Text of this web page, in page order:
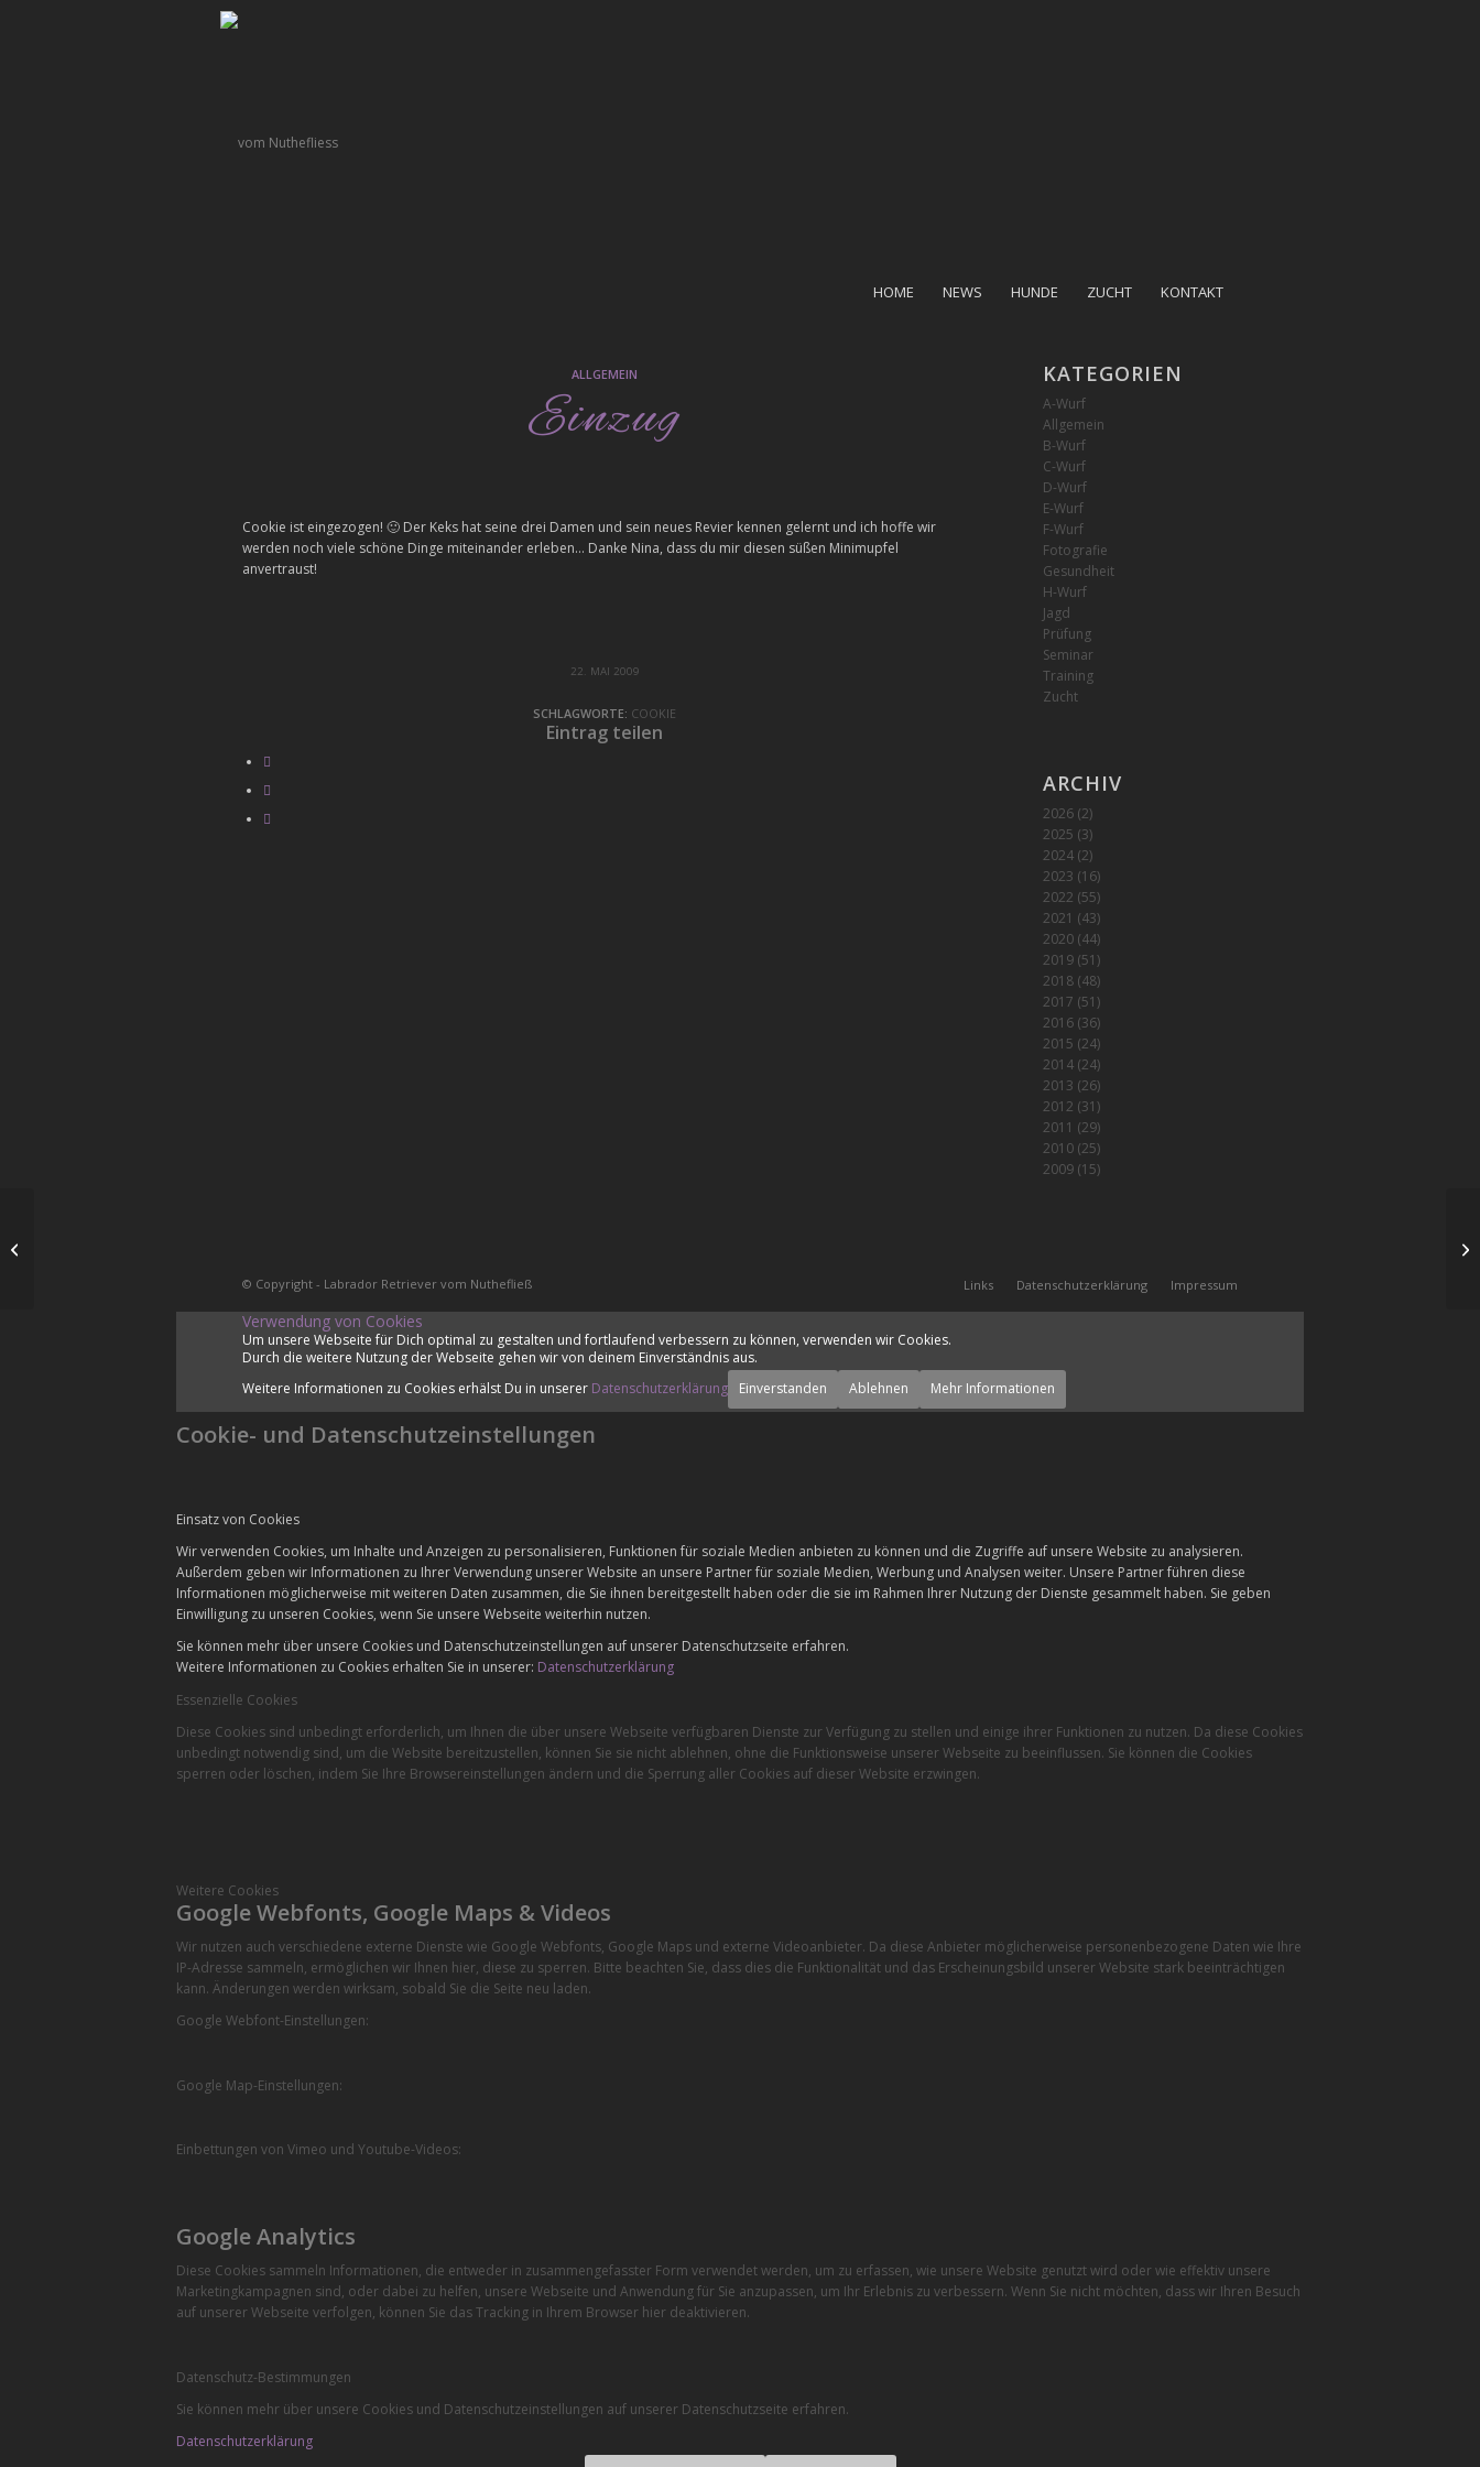
HOME NEWS HUNDE ZUCHT KONTAKT
ALLGEMEIN
Einzug
Cookie ist eingezogen! 🙂 Der Keks hat seine drei Damen und sein neues Revier kennen gelernt und ich hoffe wir
werden noch viele schöne Dinge miteinander erleben… Danke Nina, dass du mir diesen süßen Minimupfel
anvertraust!
22. MAI 2009
SCHLAGWORTE: COOKIE
Eintrag teilen
KATEGORIEN
A-Wurf
Allgemein
B-Wurf
C-Wurf
D-Wurf
E-Wurf
F-Wurf
Fotografie
Gesundheit
H-Wurf
Jagd
Prüfung
Seminar
Training
Zucht
ARCHIV
2026(2)
2025 (3)
2024(2)
2023 (16)
2022 (55)
2021 (43)
2020(44)
2019(51)
2018(48)
2017 (51)
2016(36)
2015 (24)
2014(24)
2013 (26)
2012 (31)
2011 (29)
2010(25)
2009(15)
© Copyright - Labrador Retriever vom Nuthefließ Links Datenschutzerklärung Impressum
Verwendung von Cookies
Um unsere Webseite für Dich optimal zu gestalten und fortlaufend verbessern zu können, verwenden wir Cookies.
Durch die weitere Nutzung der Webseite gehen wir von deinem Einverständnis aus.
Weitere Informationen zu Cookies erhälst Du in unserer Datenschutzerklärung Einverstanden Ablehnen Mehr Informationen
Cookie- und Datenschutzeinstellungen
Einsatz von Cookies
Wir verwenden Cookies, um Inhalte und Anzeigen zu personalisieren, Funktionen für soziale Medien anbieten zu können und die Zugriffe auf unsere Website zu analysieren.
Außerdem geben wir Informationen zu Ihrer Verwendung unserer Website an unsere Partner für soziale Medien, Werbung und Analysen weiter. Unsere Partner führen diese
Informationen möglicherweise mit weiteren Daten zusammen, die Sie ihnen bereitgestellt haben oder die sie im Rahmen Ihrer Nutzung der Dienste gesammelt haben. Sie geben
Einwilligung zu unseren Cookies, wenn Sie unsere Webseite weiterhin nutzen.
Sie können mehr über unsere Cookies und Datenschutzeinstellungen auf unserer Datenschutzseite erfahren.
Weitere Informationen zu Cookies erhalten Sie in unserer: Datenschutzerklärung
Essenzielle Cookies
Diese Cookies sind unbedingt erforderlich, um Ihnen die über unsere Webseite verfügbaren Dienste zur Verfügung zu stellen und einige ihrer Funktionen zu nutzen. Da diese Cookies
unbedingt notwendig sind, um die Website bereitzustellen, können Sie sie nicht ablehnen, ohne die Funktionsweise unserer Webseite zu beeinflussen. Sie können die Cookies
sperren oder löschen, indem Sie Ihre Browsereinstellungen ändern und die Sperrung aller Cookies auf dieser Website erzwingen.
Weitere Cookies
Google Webfonts, Google Maps & Videos
Wir nutzen auch verschiedene externe Dienste wie Google Webfonts, Google Maps und externe Videoanbieter. Da diese Anbieter möglicherweise personenbezogene Daten wie Ihre
IP-Adresse sammeln, ermöglichen wir Ihnen hier, diese zu sperren. Bitte beachten Sie, dass dies die Funktionalität und das Erscheinungsbild unserer Website stark beeinträchtigen
kann. Änderungen werden wirksam, sobald Sie die Seite neu laden.
Google Webfont-Einstellungen:
Google Map-Einstellungen:
Einbettungen von Vimeo und Youtube-Videos:
Google Analytics
Diese Cookies sammeln Informationen, die entweder in zusammengefasster Form verwendet werden, um zu erfassen, wie unsere Website genutzt wird oder wie effektiv unsere
Marketingkampagnen sind, oder dabei zu helfen, unsere Webseite und Anwendung für Sie anzupassen, um Ihr Erlebnis zu verbessern. Wenn Sie nicht möchten, dass wir Ihren Besuch
auf unserer Webseite verfolgen, können Sie das Tracking in Ihrem Browser hier deaktivieren.
Datenschutz-Bestimmungen
Sie können mehr über unsere Cookies und Datenschutzeinstellungen auf unserer Datenschutzseite erfahren.
Datenschutzerklärung